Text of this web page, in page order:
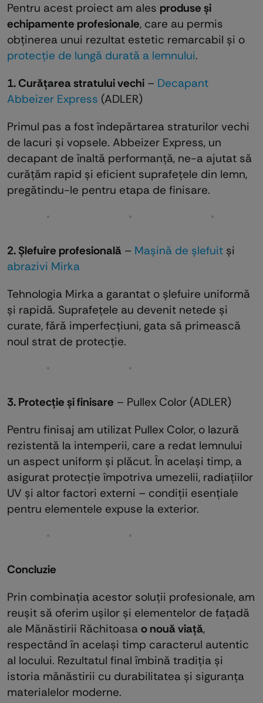
Pentru acest proiect am ales produse și
echipamente profesionale, care au permis
obținerea unui rezultat estetic remarcabil și o
protecție de lungă durată a lemnului.
1. Curățarea stratului vechi – Decapant
Abbeizer Express (ADLER)
Primul pas a fost îndepărtarea straturilor vechi
de lacuri și vopsele. Abbeizer Express, un
decapant de înaltă performanță, ne-a ajutat să
curățăm rapid și eficient suprafețele din lemn,
pregătindu-le pentru etapa de finisare.
2. Șlefuire profesională – Mașină de șlefuit și
abrazivi Mirka
Tehnologia Mirka a garantat o șlefuire uniformă
și rapidă. Suprafețele au devenit netede și
curate, fără imperfecțiuni, gata să primească
noul strat de protecție.
3. Protecție și finisare – Pullex Color (ADLER)
Pentru finisaj am utilizat Pullex Color, o lazură
rezistentă la intemperii, care a redat lemnului
un aspect uniform și plăcut. În același timp, a
asigurat protecție împotriva umezelii, radiațiilor
UV și altor factori externi – condiții esențiale
pentru elementele expuse la exterior.
Concluzie
Prin combinația acestor soluții profesionale, am
reușit să oferim ușilor și elementelor de fațadă
ale Mănăstirii Răchitoasa o nouă viață,
respectând în același timp caracterul autentic
al locului. Rezultatul final îmbină tradiția și
istoria mănăstirii cu durabilitatea și siguranța
materialelor moderne.